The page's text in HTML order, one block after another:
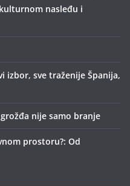
nasleđu i
izbor, sve traženije Španija,
nije samo branje
prostoru?: Od